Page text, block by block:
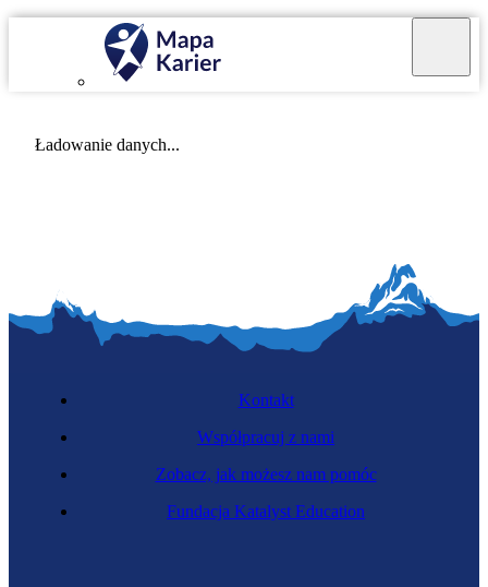
Ładowanie danych...
Kontakt
Współpracuj z nami
Zobacz, jak możesz nam pomóc
Fundacja Katalyst Education